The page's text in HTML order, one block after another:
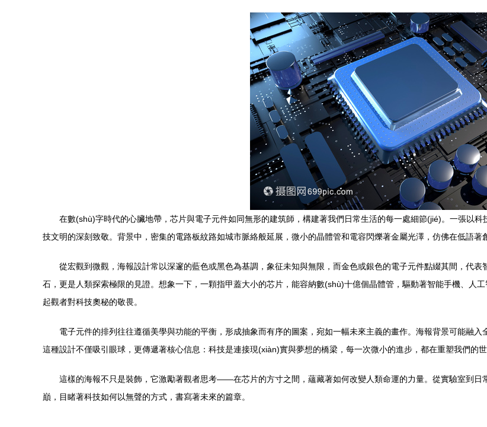
在數(shù)字時代的心臟地帶，芯片與電子元件如同無形的建筑師，構建著我們日常生活的每一處細節(jié)。一張以
技文明的深刻致敬。背景中，密集的電路板紋路如城市脈絡般延展，微小的晶體管和電容閃爍著金屬光澤，仿佛在低語著
從宏觀到微觀，海報設計常以深邃的藍色或黑色為基調，象征未知與無限，而金色或銀色的電子元件點綴其間，
石，更是人類探索極限的見證。想象一下，一顆指甲蓋大小的芯片，能容納數(shù)十億個晶體管，驅動著智能手機、人
起觀者對科技奧秘的敬畏。
電子元件的排列往往遵循美學與功能的平衡，形成抽象而有序的圖案，宛如一幅未來主義的畫作。海報背景可能融
這種設計不僅吸引眼球，更傳遞著核心信息：科技是連接現(xiàn)實與夢想的橋梁，每一次微小的進步，都在重塑我們的世
這樣的海報不只是裝飾，它激勵著觀者思考——在芯片的方寸之間，蘊藏著如何改變人類命運的力量。從實驗室到日
巔，目睹著科技如何以無聲的方式，書寫著未來的篇章。